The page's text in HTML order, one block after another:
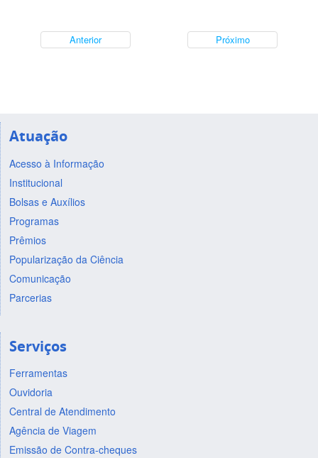
Anterior Próximo
Atuação
Acesso à Informação
Institucional
Bolsas e Auxílios
Programas
Prêmios
Popularização da Ciência
Comunicação
Parcerias
Serviços
Ferramentas
Ouvidoria
Central de Atendimento
Agência de Viagem
Emissão de Contra-cheques